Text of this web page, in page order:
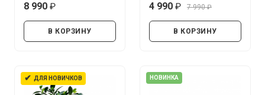
8 990
В КОРЗИНУ
4 990
7 990
В КОРЗИНУ
✔ ДЛЯ НОВИЧКОВ НОВИНКА